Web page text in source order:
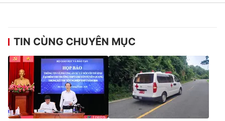
TIN CÙNG CHUYÊN MỤC